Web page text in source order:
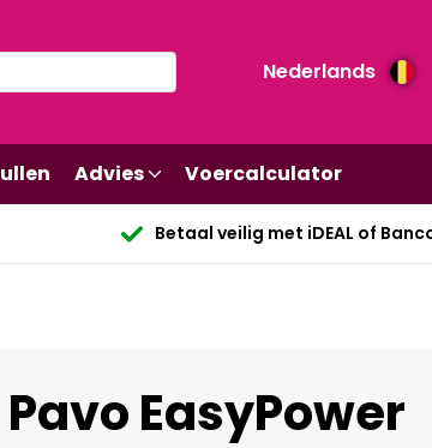
Nederlands
Advies Voercalculator
Betaal veilig met iDEAL of
Pavo EasyPower